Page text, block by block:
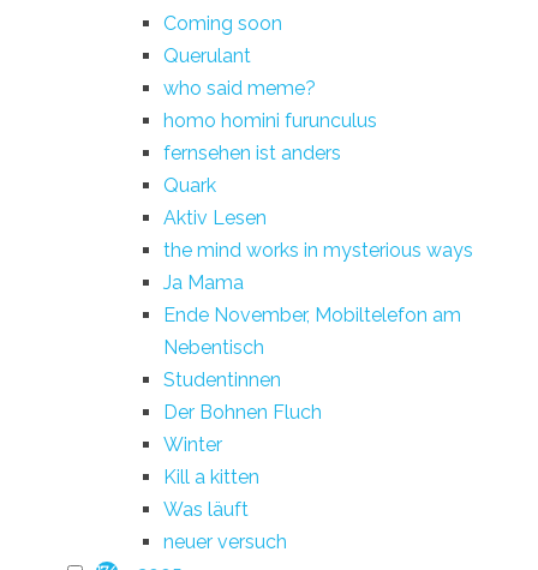
Coming soon
Querulant
who said meme?
homo homini furunculus
fernsehen ist anders
Quark
Aktiv Lesen
the mind works in mysterious ways
Ja Mama
Ende November, Mobiltelefon am
Nebentisch
Studentinnen
Der Bohnen Fluch
Winter
Kill a kitten
Was läuft
neuer versuch